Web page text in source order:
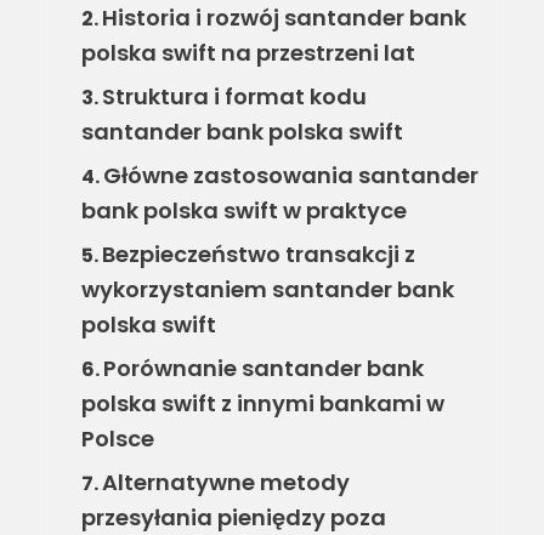
2.Historia i rozwój santander bank
polska swift na przestrzeni lat
3.Struktura i format kodu
santander bank polska swift
4.Główne zastosowania santander
bank polska swift w praktyce
5.Bezpieczeństwo transakcji z
wykorzystaniem santander bank
polska swift
6.Porównanie santander bank
polska swift z innymi bankami w
Polsce
7.Alternatywne metody
przesyłania pieniędzy poza